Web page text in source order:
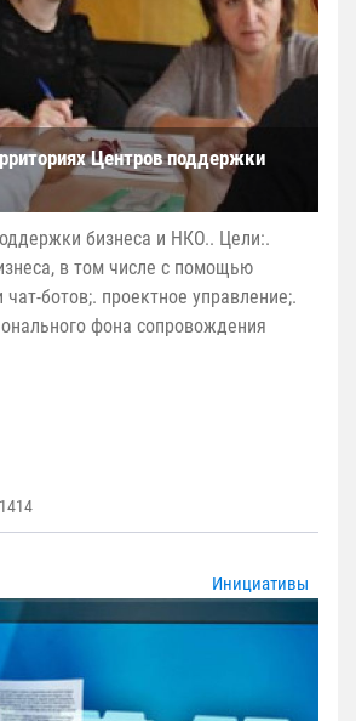
Центров поддержки
бизнеса и НКО.. Цели:.
в том числе с помощью
чат-ботов;. проектное управление;.
фона сопровождения
1414
Инициативы